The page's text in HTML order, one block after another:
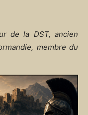
de la DST, ancien
membre du